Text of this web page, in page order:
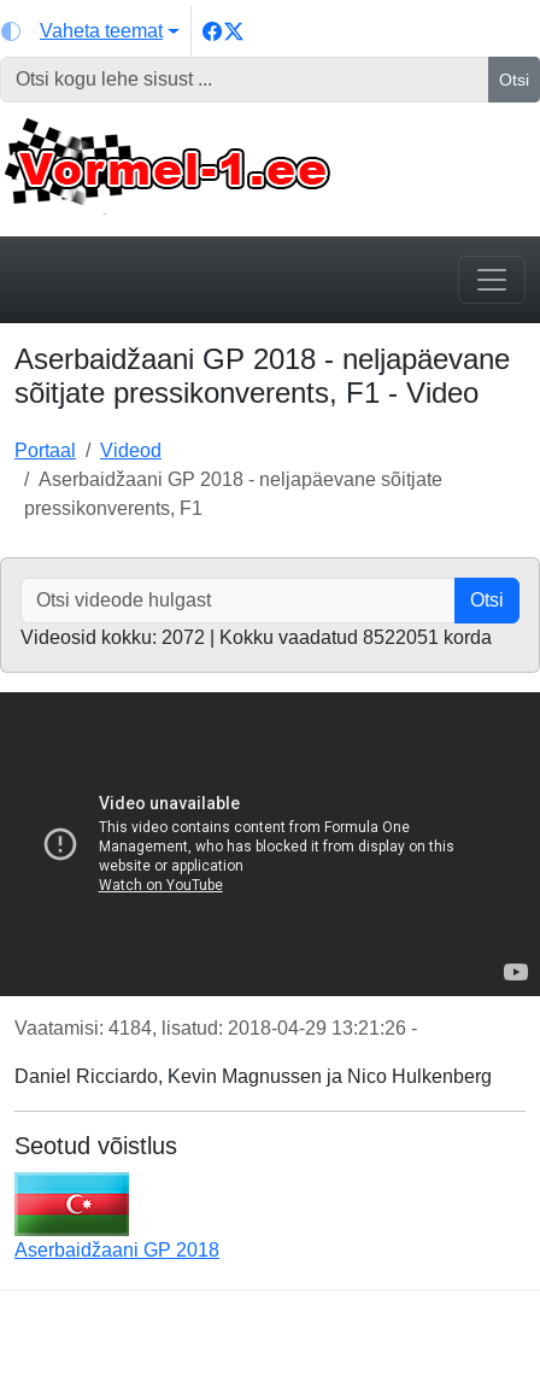
Vaheta teemat
Otsi
Aserbaidžaani GP 2018 - neljapäevane
sõitjate pressikonverents, F1 - Video
Portaal
Videod
Aserbaidžaani GP 2018 - neljapäevane sõitjate
pressikonverents, F1
Otsi
Videosid kokku: 2072 | Kokku vaadatud 8522051 korda
Vaatamisi: 4184, lisatud: 2018-04-29 13:21:26 -
Daniel Ricciardo, Kevin Magnussen ja Nico Hulkenberg
Seotud võistlus
Aserbaidžaani GP 2018